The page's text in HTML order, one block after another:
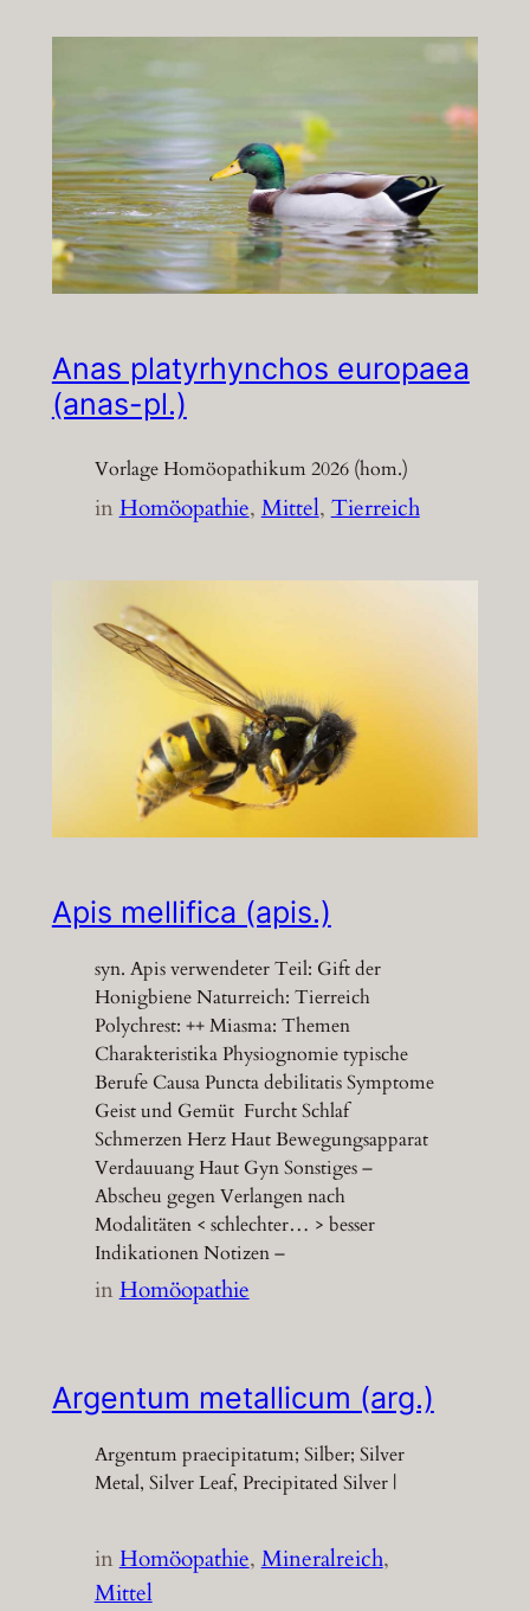
Anas platyrhynchos europaea
(anas-pl.)
Vorlage Homöopathikum 2026 (hom.)
inHomöopathie, Mittel, Tierreich
Apis mellifica (apis.)
syn. Apis verwendeter Teil: Gift der
Honigbiene Naturreich: Tierreich
Polychrest: ++ Miasma: Themen
Charakteristika Physiognomie typische
Berufe Causa Puncta debilitatis Symptome
Geist und Gemüt Furcht Schlaf
Schmerzen Herz Haut Bewegungsapparat
Verdauuang Haut Gyn Sonstiges –
Abscheu gegen Verlangen nach
Modalitäten < schlechter… > besser
Indikationen Notizen –
inHomöopathie
Argentum metallicum (arg.)
Argentum praecipitatum; Silber; Silver
Metal, Silver Leaf, Precipitated Silver |
inHomöopathie, Mineralreich
Mittel